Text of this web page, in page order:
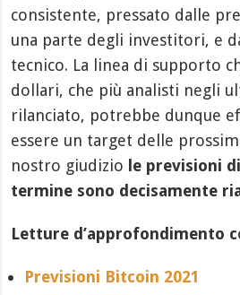
consistente, pressato dalle
una parte degli investitori, e
tecnico. La linea di supporto
dollari, che più analisti negli
rilanciato, potrebbe dunque
essere un target delle
nostro giudizio le previsioni
termine sono decisamente
Letture d’approfondimento
Previsioni Bitcoin 2021